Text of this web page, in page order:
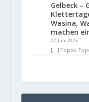
Gelbeck –
Wasina,
machen
27. Juni 2025
[…] Topos: